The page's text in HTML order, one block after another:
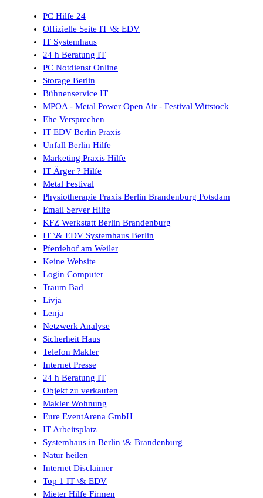
PC Hilfe 24
Offizielle Seite IT \& EDV
IT Systemhaus
24 h Beratung IT
PC Notdienst Online
Storage Berlin
Bühnenservice IT
MPOA - Metal Power Open Air - Festival Wittstock
Ehe Versprechen
IT EDV Berlin Praxis
Unfall Berlin Hilfe
Marketing Praxis Hilfe
IT Ärger ? Hilfe
Metal Festival
Physiotherapie Praxis Berlin Brandenburg Potsdam
Email Server Hilfe
KFZ Werkstatt Berlin Brandenburg
IT \& EDV Systemhaus Berlin
Pferdehof am Weiler
Keine Website
Login Computer
Traum Bad
Livja
Lenja
Netzwerk Analyse
Sicherheit Haus
Telefon Makler
Internet Presse
24 h Beratung IT
Objekt zu verkaufen
Makler Wohnung
Eure EventArena GmbH
IT Arbeitsplatz
Systemhaus in Berlin \& Brandenburg
Natur heilen
Internet Disclaimer
Top 1 IT \& EDV
Mieter Hilfe Firmen